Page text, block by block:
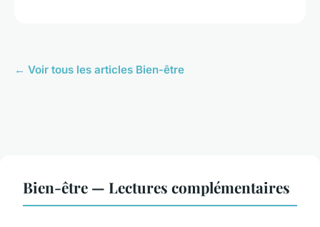
← Voir tous les articles Bien-être
Bien-être — Lectures complémentaires